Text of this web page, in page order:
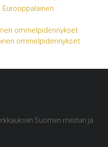
Eurooppalainen
ommelpidennykset
ommelpidennykset
Suomen mestari ja